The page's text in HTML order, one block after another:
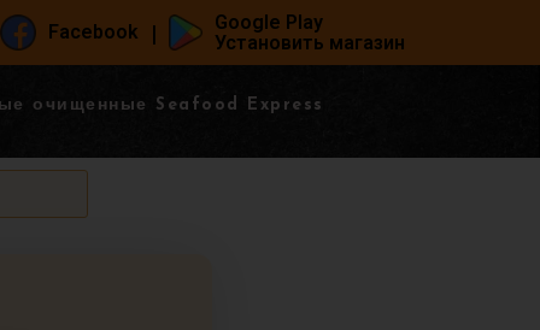
Facebook |
Google Play
Установить магазин
очищенные Seafood Express